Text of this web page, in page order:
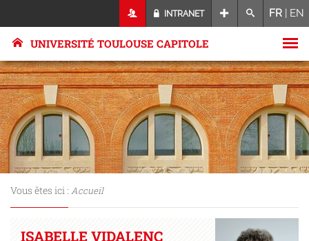
INTRANET FR | EN
UNIVERSITÉ TOULOUSE CAPITOLE
Vous êtes ici : Accueil
ISABELLE VIDALENC